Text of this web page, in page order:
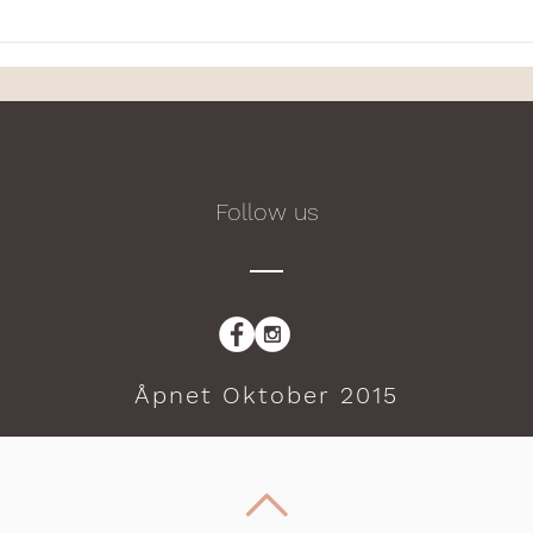
Follow us
Åpnet Oktober 2015